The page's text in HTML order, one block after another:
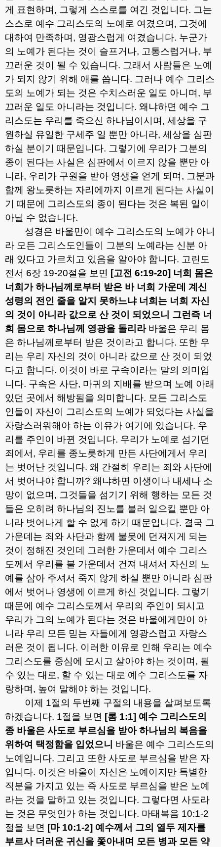
게 표현하며 , 그렇게 스스로를 여긴 것입니다. 그는
스스로 예수 그리스도의 노예로 여겼으며 , 그것에
대하여 만족하며 , 영광스럽게 여겼습니다. 누군가
의 노예가 된다는 것이 슬프거나, 고통스럽거나, 부
끄러운 것이 될 수 있습니다. 그래서 사람들은 노예
가 되지 않기 위해 애를 씁니다. 그러나 예수 그리스
도의 노예가 되는 것은 수치스러운 일도 아니며 , 부
끄러운 일도 아니라는 것입니다. 왜냐하면 예수 그
리스도는 우리를 죽으신 하나님이시며 , 세상을 구
원하실 유일한 구세주 일 뿐만 아니라, 세상을 심판
하실 분이기 때문입니다. 그렇기에 우리가 그분의
종이 된다는 사실은 심판에서 이르지 않을 뿐만 아
니라, 우리가 구원을 받아 영생을 얻게 되며 , 그분과
함께 왕노릇하는 자리에까지 이르게 된다는 사실이
기 때문에 그리스도의 종이 된다는 것은 복된 일이
아닐 수 없습니다.
성경은 바울만이 예수 그리스도의 노예가 아니
라 모든 그리스도인들이 그분의 노예라는 신분 아
래 있다고 가르치고 있음을 알아야 합니다. 고린도
전서 6장 19-20절을 보면 [고전 6:19-20] 너희 몸은
너희가 하나님께로부터 받은 바 너희 가운데 계신
성령의 전인 줄을 알지 못하느냐 너희는 너희 자신
의 것이 아니라 값으로 산 것이 되었으니 그런즉 너
희 몸으로 하나님께 영광을 돌리라바울은 우리 몸
은 하나님께로부터 받은 것이라고 합니다. 또한 우
리는 우리 자신의 것이 아니라 값으로 산 것이 되었
다고 합니다. 이것이 바로 구속이라는 말의 의미입
니다. 구속은 사단, 마귀의 지배를 받으며 노예 아래
있던 곳에서 해방됨을 의미합니다. 모든 그리스도
인들이 자신이 그리스도의 노예가 되었다는 사실을
자랑스러워해야 하는 이유가 여기에 있습니다. 우
리를 주인이 바뀐 것입니다. 우리가 노예로 섬기던
죄에서 , 우리를 종노릇하게 만든 사단에게서 우리
는 벗어난 것입니다. 왜 간절히 우리는 죄와 사단에
서 벗어나야 합니까? 왜냐하면 이생이나 내세나 소
망이 없으며 , 그것들을 섬기기 위해 행하는 모든 것
들은 오히려 하나님의 진노를 불러 일으킬 뿐만 아
니라 벗어나게 할 수 없게 하기 때문입니다. 결국 그
가운데는 죄와 사단과 함께 불못에 던져지게 되는
것이 정해진 것인데 그러한 가운데서 예수 그리스
도께서 우리를 불 가운데서 건져 내셔서 자신의 노
예를 삼아 주셔서 죽지 않게 하실 뿐만 아니라 심판
에서 벗어나 영생에 이르게 하신 것입니다. 그렇기
때문에 예수 그리스도께서 우리의 주인이 되시고
우리가 그의 노예가 된다는 것은 바울에게만이 아
니라 우리 모든 믿는 자들에게 영광스럽고 자랑스
러운 것이 됩니다. 이러한 이유로 인해 우리는 예수
그리스도를 중심에 모시고 살아야 하는 것이며 , 될
수 있는 대로, 할 수 있는 대로 예수 그리스도를 자
랑하며 , 높여 말해야 하는 것입니다.
이제 1절의 두번째 구절의 내용을 살펴보도록
하겠습니다. 1절을 보면 [롬 1:1] 예수 그리스도의
종 바울은 사도로 부르심을 받아 하나님의 복음을
위하여 택정함을 입었으니 바울은 예수 그리스도의
노예입니다. 그리고 또한 사도로 부르심을 받은 자
입니다. 이것은 바울이 자신은 노예이지만 특별한
직분을 가지고 있는 즉 사도로 부르심을 받은 노예
라는 것을 말하고 있는 것입니다. 그렇다면 사도라
는 것은 무엇인가 하는 것입니다. 마태복음 10:1-2
절을 보면 [마10:1-2] 예수께서 그의 열두 제자를
부르사 더러운 귀신을 쫓아내며 모든 병과 모든 약